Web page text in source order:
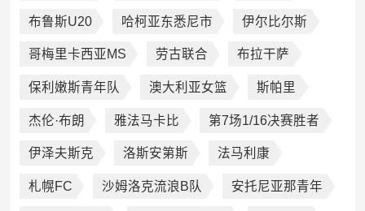
布鲁斯U20 哈柯亚东悉尼市 伊尔比尔斯
哥梅里卡西亚MS 劳古联合 布拉干萨
保利嫩斯青年队 澳大利亚女篮 斯帕里
杰伦·布朗 雅法马卡比 第7场1/16决赛胜者
伊泽夫斯克 洛斯安第斯 法马利康
札幌FC 沙姆洛克流浪B队 安托尼亚那青年